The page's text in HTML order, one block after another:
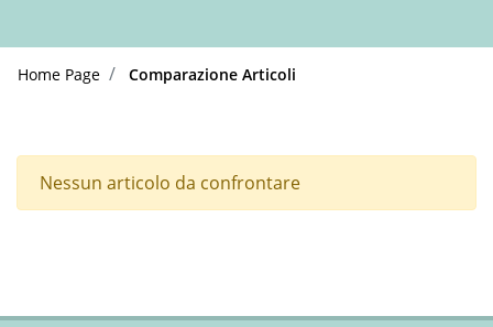
Home Page Comparazione Articoli
Nessun articolo da confrontare